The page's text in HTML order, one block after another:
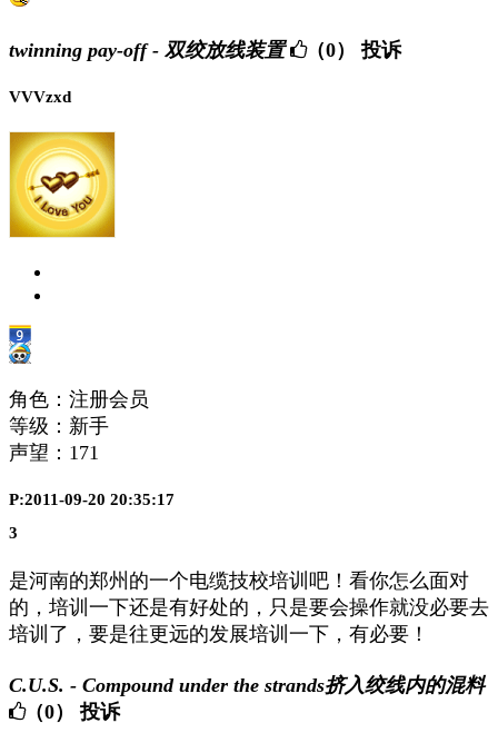
twinning pay-off - 双绞放线装置 （0） 投诉
VVVzxd
角色：注册会员
等级：新手
声望： 171
P:2011-09-20 20:35:17
3
是河南的郑州的一个电缆技校培训吧！看你怎么面对
的，培训一下还是有好处的，只是要会操作就没必要去
培训了，要是往更远的发展培训一下，有必要！
C.U.S. - Compound under the strands挤入绞线内的混料
（0）
投诉